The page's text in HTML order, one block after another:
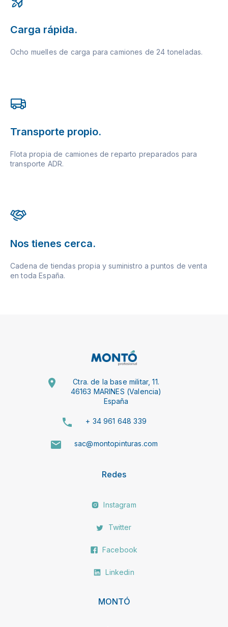
Carga rápida.
Ocho muelles de carga para camiones de 24 toneladas.
Transporte propio.
Flota propia de camiones de reparto preparados para
transporte ADR.
Nos tienes cerca.
Cadena de tiendas propia y suministro a puntos de venta
en toda España.
Ctra. de la base militar, 11.
46163 MARINES (Valencia)
España
+ 34 961 648 339
sac@montopinturas.com
Redes
Instagram
Twitter
Facebook
Linkedin
MONTÓ